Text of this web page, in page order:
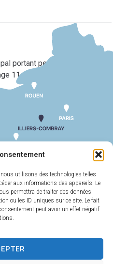
utilisons des technologies telles
aux informations des appareils. Le
permettra de traiter des données
ou les ID uniques sur ce site. Le fait
peut avoir un effet négatif
portant permis de
11 rue du docteur galopin
le stationnement et la
10 rue saint hilairedocx
HORAIRES
D'OUVERTURE
Du lundi au
vendredi :9h00-
17h30
00 05